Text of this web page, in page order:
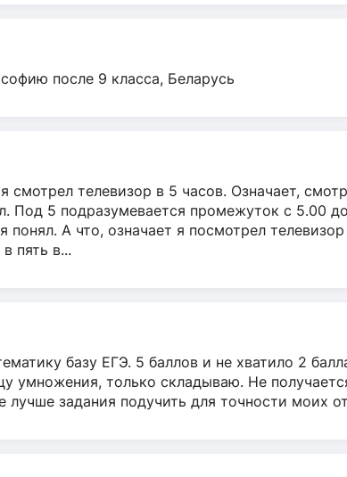
после 9 класса, Беларусь
смотрел телевизор в 5 часов. Означает,
Под 5 подразумевается промежуток с 5.00
понял. А что, означает я посмотрел
пять в...
базу ЕГЭ. 5 баллов и не хватило 2
умножения, только складываю. Не
лучше задания подучить для точности моих